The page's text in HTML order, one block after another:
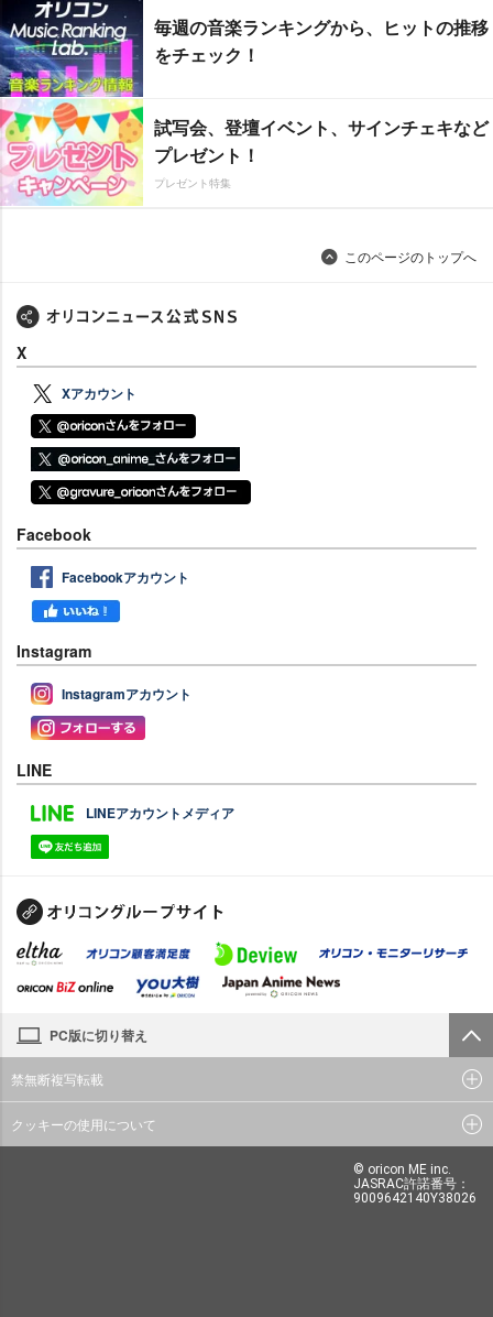
毎週の音楽ランキングから、ヒットの推移
をチェック！
試写会、登壇イベント、サインチェキなど
プレゼント！
プレゼント特集
このページのトップへ
X
Xアカウント
Facebook
Facebookアカウント
Instagram
Instagramアカウント
LINE
LINEアカウントメディア
PC版に切り替え
禁無断複写転載
クッキーの使用について
© oricon ME inc.
JASRAC許諾番号：
9009642140Y38026